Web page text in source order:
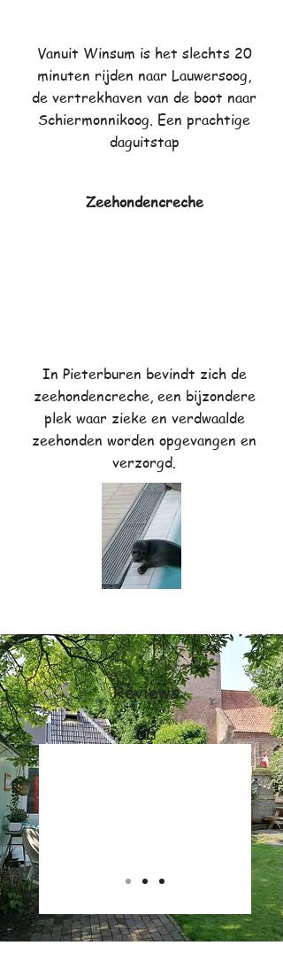
Vanuit Winsum is het slechts 20
minuten rijden naar Lauwersoog,
de vertrekhaven van de boot naar
Schiermonnikoog. Een prachtige
daguitstap
Zeehondencreche
In Pieterburen bevindt zich de
zeehondencreche, een bijzondere
plek waar zieke en verdwaalde
zeehonden worden opgevangen en
verzorgd.
Reviews